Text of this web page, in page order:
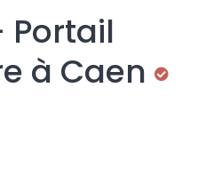
Portail
à Caen